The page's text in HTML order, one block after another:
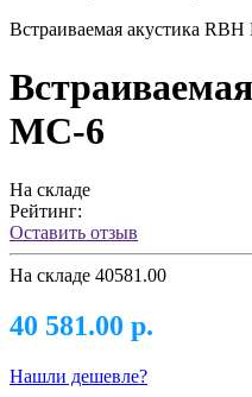
Встраиваемая акустика RBH
MC-6
На складе
Рейтинг:
Оставить отзыв
На складе 40581.00
40 581.00 р.
Нашли дешевле?